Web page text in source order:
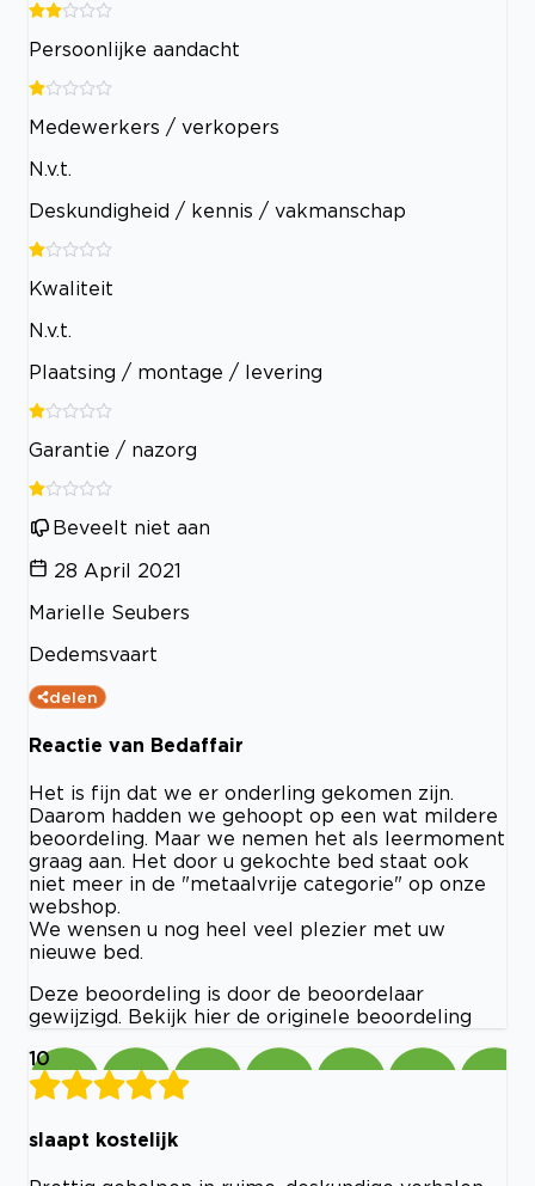
Persoonlijke aandacht
Medewerkers / verkopers
N.v.t.
Deskundigheid / kennis / vakmanschap
Kwaliteit
N.v.t.
Plaatsing / montage / levering
Garantie / nazorg
Beveelt niet aan
28 April 2021
Marielle Seubers
Dedemsvaart
delen
Reactie van Bedaffair
Het is fijn dat we er onderling gekomen zijn.
Daarom hadden we gehoopt op een wat mildere
beoordeling. Maar we nemen het als leermoment
graag aan. Het door u gekochte bed staat ook
niet meer in de "metaalvrije categorie" op onze
webshop.
We wensen u nog heel veel plezier met uw
nieuwe bed.
Deze beoordeling is door de beoordelaar
gewijzigd. Bekijk hier de originele beoordeling
10
slaapt kostelijk